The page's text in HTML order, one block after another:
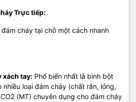
Trực tiếp:
cháy tại chỗ một cách nhanh
xách tay: Phổ biến nhất là bình bột
nhiều loại đám cháy (chất rắn, lỏng,
(MT) chuyên dụng cho đám cháy